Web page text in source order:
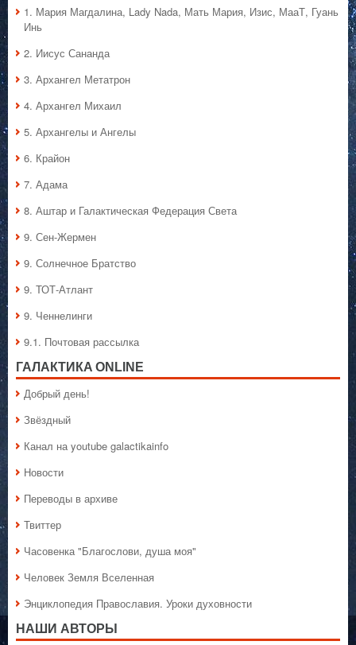
1. Мария Магдалина, Lady Nada, Мать Мария, Изис, МааТ, Гуань
Инь
2. Иисус Сананда
3. Архангел Метатрон
4. Архангел Михаил
5. Архангелы и Ангелы
6. Крайон
7. Адама
8. Аштар и Галактическая Федерация Света
9. Сен-Жермен
9. Солнечное Братство
9. ТОТ-Атлант
9. Ченнелинги
9.1. Почтовая рассылка
ГАЛАКТИКA ONLINE
Добрый день!
Звёздный
Канал на youtube galactikainfo
Новости
Переводы в архиве
Твиттер
Часовенка "Благослови, душа моя"
Человек Земля Вселенная
Энциклопедия Православия. Уроки духовности
НАШИ АВТОРЫ